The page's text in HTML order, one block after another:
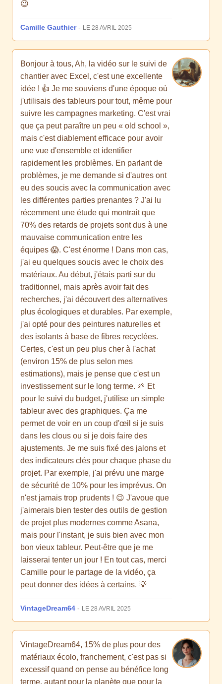
😉
Camille Gauthier- LE 28 AVRIL 2025
Bonjour à tous, Ah, la vidéo sur le suivi de
chantier avec Excel, c'est une excellente
idée ! 👍 Je me souviens d'une époque où
j'utilisais des tableurs pour tout, même pour
suivre les campagnes marketing. C'est vrai
que ça peut paraître un peu « old school »,
mais c'est diablement efficace pour avoir
une vue d'ensemble et identifier
rapidement les problèmes. En parlant de
problèmes, je me demande si d'autres ont
eu des soucis avec la communication avec
les différentes parties prenantes ? J'ai lu
récemment une étude qui montrait que
70% des retards de projets sont dus à une
mauvaise communication entre les
équipes 😱. C'est énorme ! Dans mon cas,
j'ai eu quelques soucis avec le choix des
matériaux. Au début, j'étais parti sur du
traditionnel, mais après avoir fait des
recherches, j'ai découvert des alternatives
plus écologiques et durables. Par exemple,
j'ai opté pour des peintures naturelles et
des isolants à base de fibres recyclées.
Certes, c'est un peu plus cher à l'achat
(environ 15% de plus selon mes
estimations), mais je pense que c'est un
investissement sur le long terme. 🌱 Et
pour le suivi du budget, j'utilise un simple
tableur avec des graphiques. Ça me
permet de voir en un coup d'œil si je suis
dans les clous ou si je dois faire des
ajustements. Je me suis fixé des jalons et
des indicateurs clés pour chaque phase du
projet. Par exemple, j'ai prévu une marge
de sécurité de 10% pour les imprévus. On
n'est jamais trop prudents ! 😉 J'avoue que
j'aimerais bien tester des outils de gestion
de projet plus modernes comme Asana,
mais pour l'instant, je suis bien avec mon
bon vieux tableur. Peut-être que je me
laisserai tenter un jour ! En tout cas, merci
Camille pour le partage de la vidéo, ça
peut donner des idées à certains. 💡
VintageDream64 - LE 28 AVRIL 2025
VintageDream64, 15% de plus pour des
matériaux écolo, franchement, c'est pas si
excessif quand on pense au bénéfice long
terme, autant pour la planète que pour la